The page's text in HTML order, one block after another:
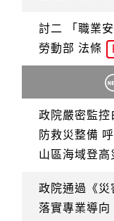
討二 「職業
勞動部 法條
政院嚴密監控
防救災整備
山區海域登高
政院通過《災
落實專業導向